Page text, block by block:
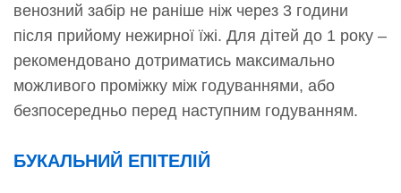
венозний забір не раніше ніж через 3 години
після прийому нежирної їжі. Для дітей до 1 року –
рекомендовано дотриматись максимально
можливого проміжку між годуваннями, або
безпосередньо перед наступним годуванням.
БУКАЛЬНИЙ ЕПІТЕЛІЙ